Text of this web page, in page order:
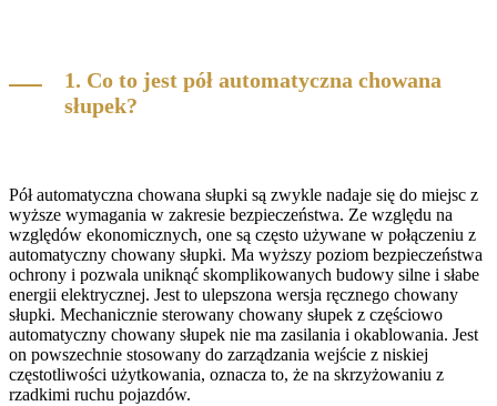
1. Co to jest pół automatyczna chowana
słupek?
Pół automatyczna chowana słupki są zwykle nadaje się do miejsc z
wyższe wymagania w zakresie bezpieczeństwa. Ze względu na
względów ekonomicznych, one są często używane w połączeniu z
automatyczny chowany słupki. Ma wyższy poziom bezpieczeństwa
ochrony i pozwala uniknąć skomplikowanych budowy silne i słabe
energii elektrycznej. Jest to ulepszona wersja ręcznego chowany
słupki. Mechanicznie sterowany chowany słupek z częściowo
automatyczny chowany słupek nie ma zasilania i okablowania. Jest
on powszechnie stosowany do zarządzania wejście z niskiej
częstotliwości użytkowania, oznacza to, że na skrzyżowaniu z
rzadkimi ruchu pojazdów.